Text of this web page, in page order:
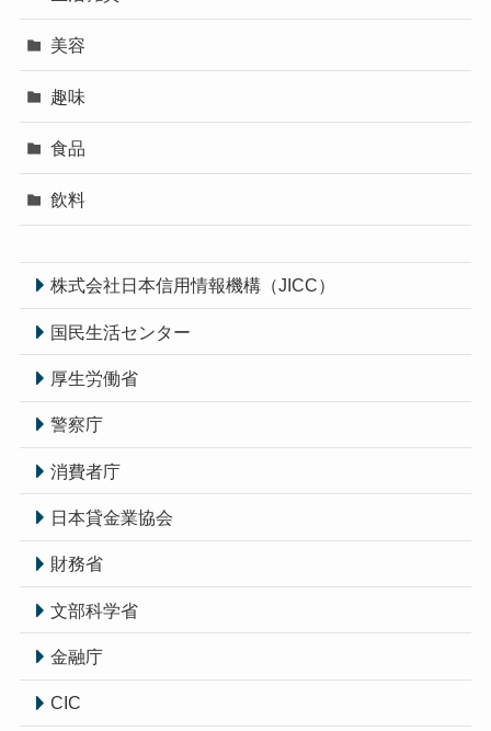
美容
趣味
食品
飲料
株式会社日本信用情報機構（JICC）
国民生活センター
厚生労働省
警察庁
消費者庁
日本貸金業協会
財務省
文部科学省
金融庁
CIC